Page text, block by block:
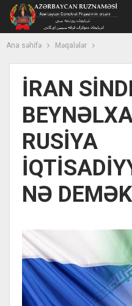
Ana səhifə Məqalələr
İRAN
RUSİYA
NƏ